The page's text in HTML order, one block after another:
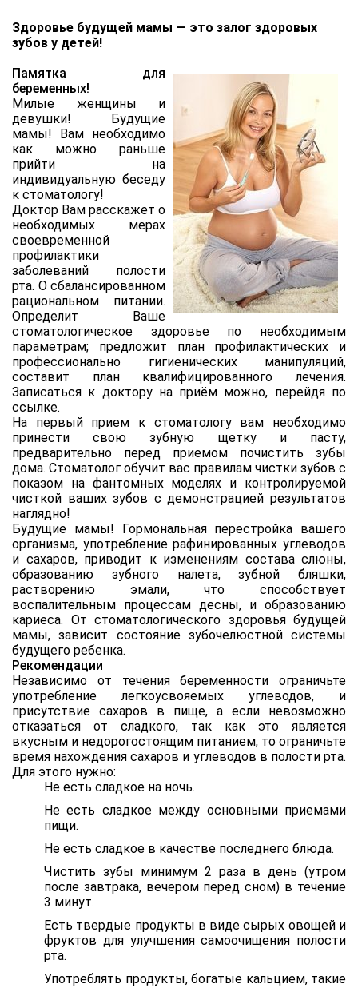
Здоровье будущей мамы — это залог здоровых
зубов у детей!
Памятка для
беременных!
Милые женщины и
девушки! Будущие
мамы! Вам необходимо
как можно раньше
прийти на
индивидуальную беседу
к стоматологу!
Доктор Вам расскажет о
необходимых мерах
своевременной
профилактики
заболеваний полости
рта. О сбалансированном
рациональном питании.
Определит Ваше
стоматологическое здоровье по необходимым
параметрам; предложит план профилактических и
профессионально гигиенических манипуляций,
составит план квалифицированного лечения.
Записаться к доктору на приём можно, перейдя по
ссылке.
На первый прием к стоматологу вам необходимо
принести свою зубную щетку и пасту,
предварительно перед приемом почистить зубы
дома. Стоматолог обучит вас правилам чистки зубов с
показом на фантомных моделях и контролируемой
чисткой ваших зубов с демонстрацией результатов
наглядно!
Будущие мамы! Гормональная перестройка вашего
организма, употребление рафинированных углеводов
и сахаров, приводит к изменениям состава слюны,
образованию зубного налета, зубной бляшки,
растворению эмали, что способствует
воспалительным процессам десны, и образованию
кариеса. От стоматологического здоровья будущей
мамы, зависит состояние зубочелюстной системы
будущего ребенка.
Рекомендации
Независимо от течения беременности ограничьте
употребление легкоусвояемых углеводов, и
присутствие сахаров в пище, а если невозможно
отказаться от сладкого, так как это является
вкусным и недорогостоящим питанием, то ограничьте
время нахождения сахаров и углеводов в полости рта.
Для этого нужно:
Не есть сладкое на ночь.
Не есть сладкое между основными приемами
пищи.
Не есть сладкое в качестве последнего блюда.
Чистить зубы минимум 2 раза в день (утром
после завтрака, вечером перед сном) в течение
3 минут.
Есть твердые продукты в виде сырых овощей и
фруктов для улучшения самоочищения полости
рта.
Употреблять продукты, богатые кальцием, такие